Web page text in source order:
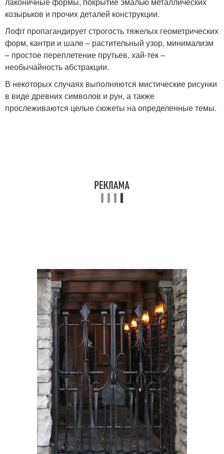
козырьков и прочих деталей конструкции.
Лофт пропагандирует строгость тяжелых геометрических
форм, кантри и шале – растительный узор, минимализм
– простое переплетение прутьев, хай-тек –
необычайность абстракции.
В некоторых случаях выполняются мистические рисунки
в виде древних символов и рун, а также
прослеживаются целые сюжеты на определенные темы.